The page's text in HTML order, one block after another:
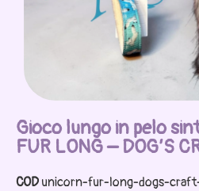
Gioco lungo in pelo
FUR LONG – DOG’S
COD unicorn-fur-long-dogs-